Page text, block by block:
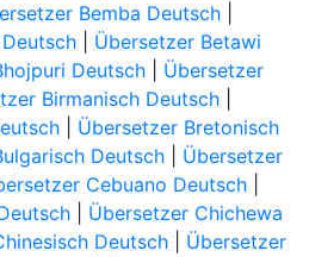
Bemba Deutsch|
| Übersetzer Betawi
Deutsch| Übersetzer
Birmanisch Deutsch|
| Übersetzer Bretonisch
Deutsch| Übersetzer
Cebuano Deutsch|
| Übersetzer Chichewa
Deutsch| Übersetzer